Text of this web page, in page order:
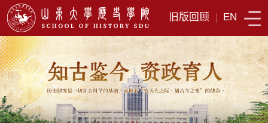
旧版回顾 | EN